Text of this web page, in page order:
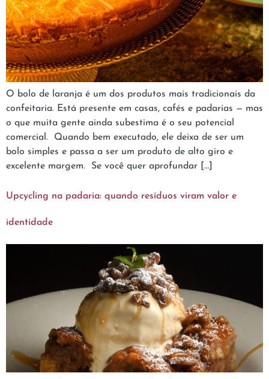
O bolo de laranja é um dos produtos mais tradicionais da
confeitaria. Está presente em casas, cafés e padarias — mas
o que muita gente ainda subestima é o seu potencial
comercial. Quando bem executado, ele deixa de ser um
bolo simples e passa a ser um produto de alto giro e
excelente margem. Se você quer aprofundar […]
Upcycling na padaria: quando resíduos viram valor e
identidade